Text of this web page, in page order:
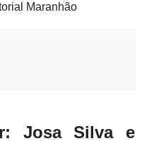
Maranhão
Josa Silva e